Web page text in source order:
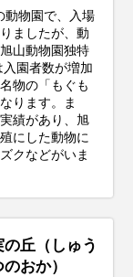
動物園で、入場
ましたが、動
山動物園独特
園者数が増加
物の「もぐも
ります。ま
績があり、旭
にした動物に
クなどがいま
の丘（しゅう
のおか）